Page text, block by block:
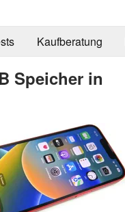
Kaufberatung
Speicher in